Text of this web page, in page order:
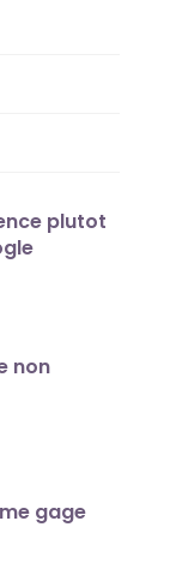
plutot
non
gage